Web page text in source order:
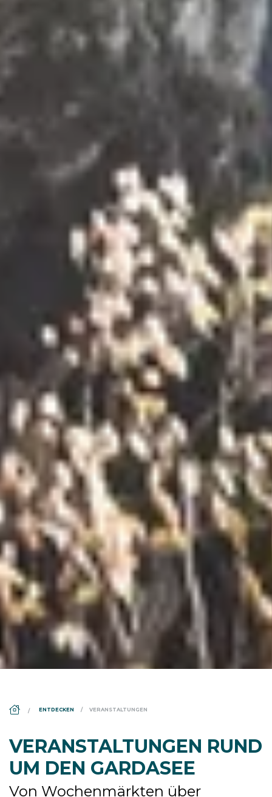
DS_BREADCRUMB.HOME
ENTDECKEN VERANSTALTUNGEN
VERANSTALTUNGEN RUND
UM DEN GARDASEE
Von Wochenmärkten über